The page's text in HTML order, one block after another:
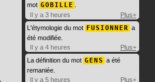
mot GOBILLE
Il y a 3 heures
Plus+
L'étymologie du mot FUSIONNER a
été modifiée.
Il y a 4 heures
Plus+
La définition du mot GENS a été
remaniée.
Il y a 5 heures
Plus+